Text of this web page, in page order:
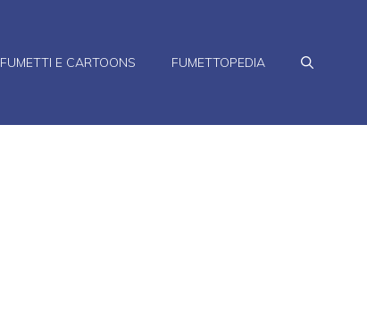
FUMETTI E CARTOONS FUMETTOPEDIA